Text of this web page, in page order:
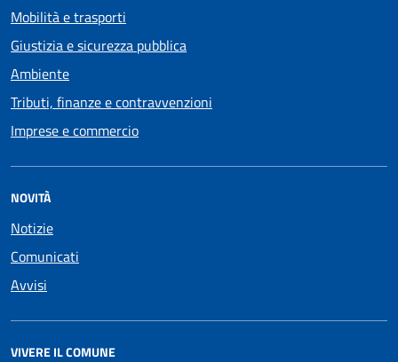
Mobilità e trasporti
Giustizia e sicurezza pubblica
Ambiente
Tributi, finanze e contravvenzioni
Imprese e commercio
NOVITÀ
Notizie
Comunicati
Avvisi
VIVERE IL COMUNE